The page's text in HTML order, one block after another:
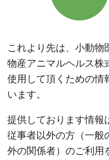
これより先は、小動物
物産アニマルヘルス株
使用して頂くための情
います。
提供しております情報
従事者以外の方（一般
外の関係者）のご利用